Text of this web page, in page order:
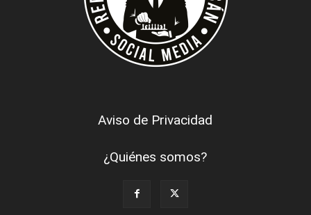
Aviso de Privacidad
¿Quiénes somos?